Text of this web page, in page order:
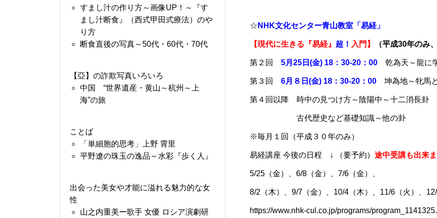
☆ NHK文化センター青山教室「易経」
【現代に生きる『易経』 超！ 入門】 （平成30年のみ
第２回 ​ 5月25日(金) 18：30-20：00 乾為天～龍に
第３回 ​6月８日(金) 18：30-20：00 坤為地～牝馬
第４回以降 時中の見つけ方～陰陽中～十二消長卦
古代歴史など基礎知識～他の卦
※毎月１回（平成３０年のみ）
易経講座 今後の日程 ↓ （要予約） 途中受講も出来
5/25（金）、6/8（金）、7/6（金）、
8/2（木）、9/7（金）、10/4（木）、11/6（火）、
https://www.nhk-cul.co.jp/programs/
すまし汁の作り方～画像UP！～『す
まし汁断食』（西式甲田式療法）のや
り方
断食直後の写真～50代・60代・70代
【亞】の詐欺写真いろいろ
中国 “世界遺産・黄山～杭州～上
海”の旅
ことば
「単細胞的思考」上野 霄里
平野遼の珠玉の逸品～水彩『歩く人』
出会った美女や才能に溢れる魅力的な女
性
山之内重美ー歌手 女優 ロシア演劇研